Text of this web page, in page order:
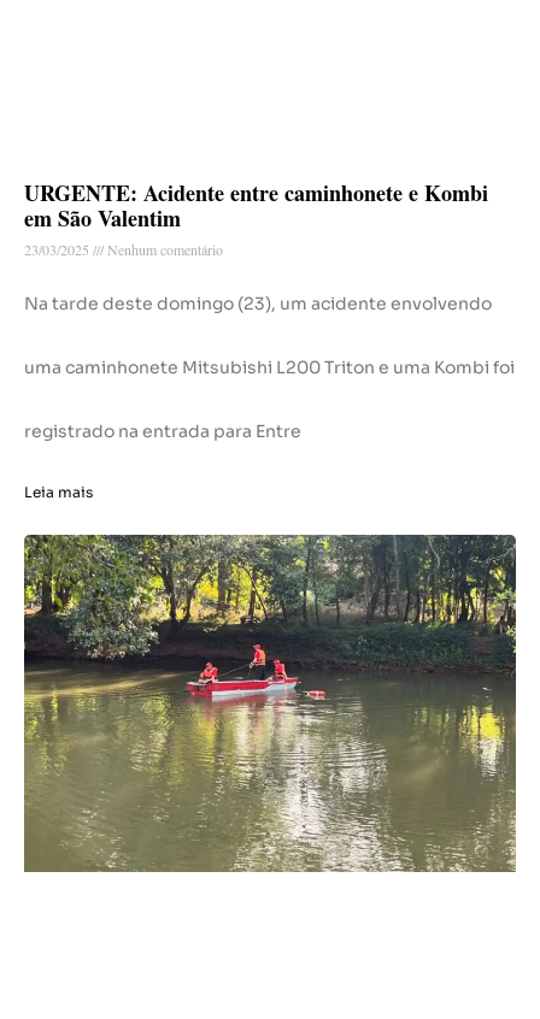
URGENTE: Acidente entre caminhonete e Kombi
em São Valentim
23/03/2025 Nenhum comentário
Na tarde deste domingo (23), um acidente envolvendo
uma caminhonete Mitsubishi L200 Triton e uma Kombi foi
registrado na entrada para Entre
Leia mais